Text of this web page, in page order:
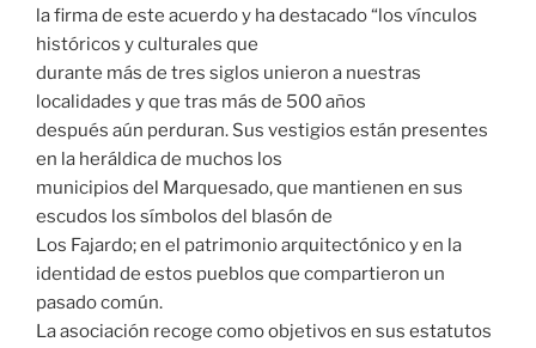
la firma de este acuerdo y ha destacado “los vínculos
históricos y culturales que
durante más de tres siglos unieron a nuestras
localidades y que tras más de 500 años
después aún perduran. Sus vestigios están presentes
en la heráldica de muchos los
municipios del Marquesado, que mantienen en sus
escudos los símbolos del blasón de
Los Fajardo; en el patrimonio arquitectónico y en la
identidad de estos pueblos que compartieron un
pasado común.
La asociación recoge como objetivos en sus estatutos